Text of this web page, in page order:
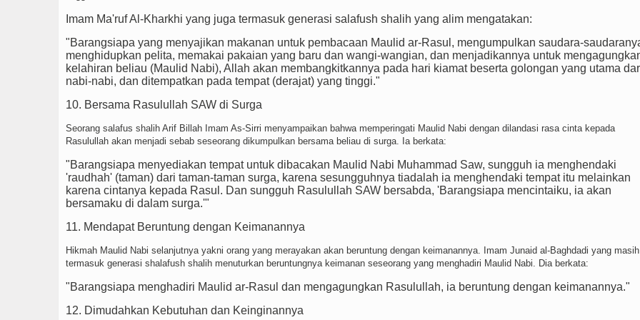
Imam Ma'ruf Al-Kharkhi yang juga termasuk generasi salafush shalih yang alim mengatakan:
"Barangsiapa yang menyajikan makanan untuk pembacaan Maulid ar-Rasul, mengumpulkan saudara-
menghidupkan pelita, memakai pakaian yang baru dan wangi-wangian, dan menjadikannya untuk
kelahiran beliau (Maulid Nabi), Allah akan membangkitkannya pada hari kiamat beserta golongan yang utama
nabi-nabi, dan ditempatkan pada tempat (derajat) yang tinggi."
10. Bersama Rasulullah SAW di Surga
Seorang salafus shalih Arif Billah Imam As-Sirri menyampaikan bahwa memperingati Maulid Nabi dengan dilandasi rasa cinta kepada
Rasulullah akan menjadi sebab seseorang dikumpulkan bersama beliau di surga. Ia berkata:
"Barangsiapa menyediakan tempat untuk dibacakan Maulid Nabi Muhammad Saw, sungguh ia menghendaki
'raudhah' (taman) dari taman-taman surga, karena sesungguhnya tiadalah ia menghendaki tempat itu melainkan
karena cintanya kepada Rasul. Dan sungguh Rasulullah SAW bersabda, 'Barangsiapa mencintaiku, ia akan
bersamaku di dalam surga.'"
11. Mendapat Beruntung dengan Keimanannya
Hikmah Maulid Nabi selanjutnya yakni orang yang merayakan akan beruntung dengan keimanannya. Imam Junaid al-Baghdadi yang masih
termasuk generasi shalafush shalih menuturkan beruntungnya keimanan seseorang yang menghadiri Maulid Nabi. Dia berkata:
"Barangsiapa menghadiri Maulid ar-Rasul dan mengagungkan Rasulullah, ia beruntung dengan keimanannya."
12. Dimudahkan Kebutuhan dan Keinginannya